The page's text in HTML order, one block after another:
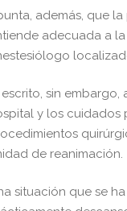
además, que
adecuada a
escrito, sin embargo,
y los cuidados
de reanimación.
situación que se